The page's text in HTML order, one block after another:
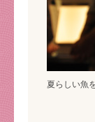
夏らしい魚